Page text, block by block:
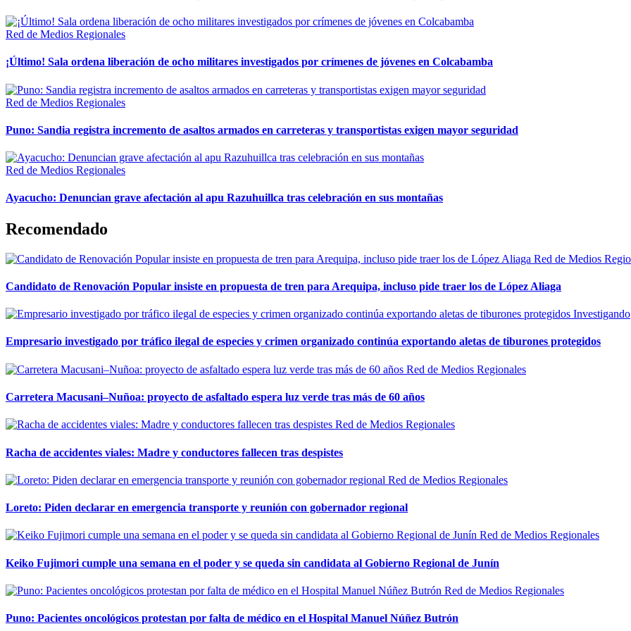
Red de Medios Regionales
¡Último! Sala ordena liberación de ocho militares investigados por crímenes de jóvenes en Colcabamba
Red de Medios Regionales
Puno: Sandia registra incremento de asaltos armados en carreteras y transportistas exigen mayor seguridad
Red de Medios Regionales
Ayacucho: Denuncian grave afectación al apu Razuhuillca tras celebración en sus montañas
Recomendado
Red de Medios
Candidato de Renovación Popular insiste en propuesta de tren para Arequipa, incluso pide traer los de López Aliaga
Investigando
Empresario investigado por tráfico ilegal de especies y crimen organizado continúa exportando aletas de tiburones protegidos
Red de Medios Regionales
Carretera Macusani–Nuñoa: proyecto de asfaltado espera luz verde tras más de 60 años
Red de Medios Regionales
Racha de accidentes viales: Madre y conductores fallecen tras despistes
Red de Medios Regionales
Loreto: Piden declarar en emergencia transporte y reunión con gobernador regional
Red de Medios Regionales
Keiko Fujimori cumple una semana en el poder y se queda sin candidata al Gobierno Regional de Junín
Red de Medios Regionales
Puno: Pacientes oncológicos protestan por falta de médico en el Hospital Manuel Núñez Butrón